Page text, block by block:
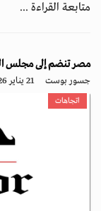
متابعة القراءة ...
مصر تنضم إلى مجلس
جسور بوست 21 يناير 2026 - 12:46
اتجاهات